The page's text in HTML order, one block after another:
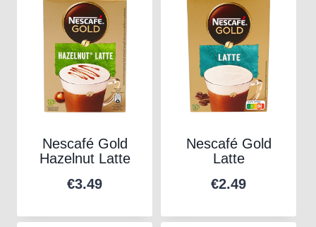
Nescafé Gold
Hazelnut Latte
€3.49
Nescafé Gold
Latte
€2.49